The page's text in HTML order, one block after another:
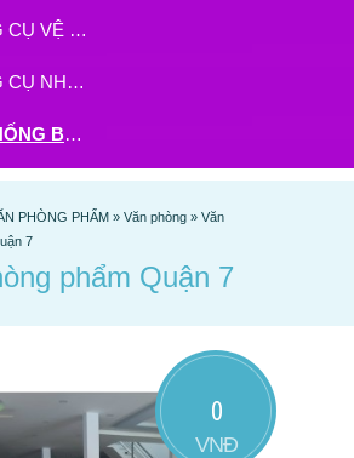
DỤNG CỤ VỆ SINH
DỤNG CỤ NHÀ BẾP
HỆ THỐNG BHX - TGDĐ ĐẶT HÀNG TẠI ĐÂY
PHÒNG PHẨM » Văn phòng » Văn
7
phẩm Quận 7
0
VNĐ